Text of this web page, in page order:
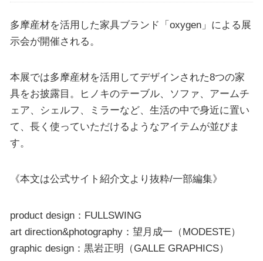
多摩産材を活用した家具ブランド「oxygen」による展
示会が開催される。
本展では多摩産材を活用してデザインされた8つの家
具をお披露目。ヒノキのテーブル、ソファ、アームチ
ェア、シェルフ、ミラーなど、生活の中で身近に置い
て、長く使っていただけるようなアイテムが並びま
す。
《本文は公式サイト紹介文より抜粋/一部編集》
product design：FULLSWING
art direction&photography：望月成一（MODESTE）
graphic design：黒岩正明（GALLE GRAPHICS）